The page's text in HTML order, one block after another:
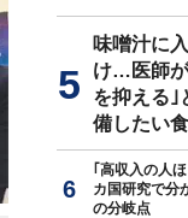
味噌汁に
け…医師
を抑える｣
備したい
｢高収入の人
カ国研究で分
の分岐点